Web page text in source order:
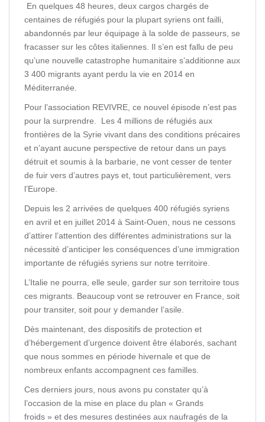
En quelques 48 heures, deux cargos chargés de
centaines de réfugiés pour la plupart syriens ont failli,
abandonnés par leur équipage à la solde de passeurs, se
fracasser sur les côtes italiennes. Il s’en est fallu de peu
qu’une nouvelle catastrophe humanitaire s’additionne aux
3 400 migrants ayant perdu la vie en 2014 en
Méditerranée.
Pour l’association REVIVRE, ce nouvel épisode n’est pas
pour la surprendre. Les 4 millions de réfugiés aux
frontières de la Syrie vivant dans des conditions précaires
et n’ayant aucune perspective de retour dans un pays
détruit et soumis à la barbarie, ne vont cesser de tenter
de fuir vers d’autres pays et, tout particulièrement, vers
l’Europe.
Depuis les 2 arrivées de quelques 400 réfugiés syriens
en avril et en juillet 2014 à Saint-Ouen, nous ne cessons
d’attirer l’attention des différentes administrations sur la
nécessité d’anticiper les conséquences d’une immigration
importante de réfugiés syriens sur notre territoire.
L’Italie ne pourra, elle seule, garder sur son territoire tous
ces migrants. Beaucoup vont se retrouver en France, soit
pour transiter, soit pour y demander l’asile.
Dès maintenant, des dispositifs de protection et
d’hébergement d’urgence doivent être élaborés, sachant
que nous sommes en période hivernale et que de
nombreux enfants accompagnent ces familles.
Ces derniers jours, nous avons pu constater qu’à
l’occasion de la mise en place du plan « Grands
froids » et des mesures destinées aux naufragés de la